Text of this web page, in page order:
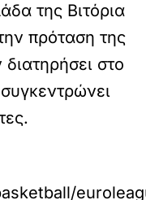
της Βιτόρια
πρόταση της
διατηρήσει στο